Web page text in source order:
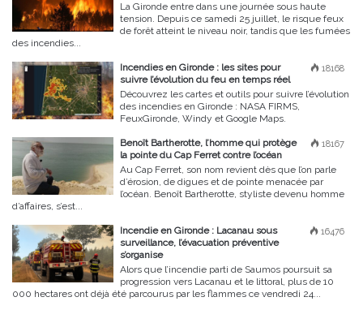
La Gironde entre dans une journée sous haute
tension. Depuis ce samedi 25 juillet, le risque feux
de forêt atteint le niveau noir, tandis que les fumées
des incendies...
18168
Incendies en Gironde : les sites pour
suivre l’évolution du feu en temps réel
Découvrez les cartes et outils pour suivre l’évolution
des incendies en Gironde : NASA FIRMS,
FeuxGironde, Windy et Google Maps.
18167
Benoît Bartherotte, l’homme qui protège
la pointe du Cap Ferret contre l’océan
Au Cap Ferret, son nom revient dès que l’on parle
d’érosion, de digues et de pointe menacée par
l’océan. Benoît Bartherotte, styliste devenu homme
d’affaires, s’est...
16476
Incendie en Gironde : Lacanau sous
surveillance, l’évacuation préventive
s’organise
Alors que l’incendie parti de Saumos poursuit sa
progression vers Lacanau et le littoral, plus de 10
000 hectares ont déjà été parcourus par les flammes ce vendredi 24...